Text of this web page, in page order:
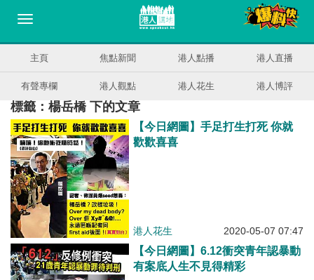
主頁 焦點新聞 港人點播 港人直播
有聲專欄 港人觀點 港人花生 港人博評
標籤：楊岳橋 下的文章
【今日網圖】手足打生打死 你就
歡歡喜喜
港人花生 2020-05-07 07:47
【今日網圖】6.12衝突青年認暴動
有案底人生不見得精彩